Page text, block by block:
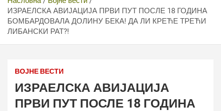
ИЗРАЕЛСКА АВИЈАЦИЈА ПРВИ ПУТ ПОСЛЕ 18 ГОДИНА
БОМБАРДОВАЛА ДОЛИНУ БЕКА! ДА ЛИ КРЕЋЕ ТРЕЋИ
ЛИБАНСКИ РАТ?!
ВОЈНЕ ВЕСТИ
ИЗРАЕЛСКА АВИЈАЦИЈА
ПРВИ ПУТ ПОСЛЕ 18 ГОДИНА